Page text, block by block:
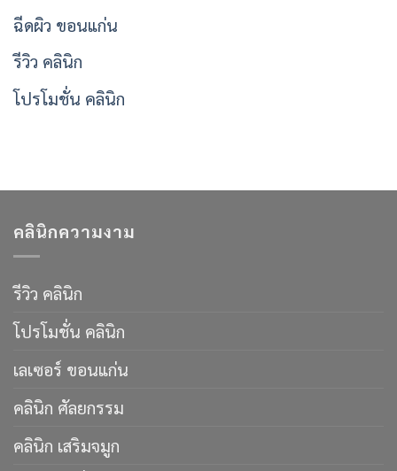
ฉีดผิว ขอนแก่น
รีวิว คลินิก
โปรโมชั่น คลินิก
คลินิกความงาม
รีวิว คลินิก
โปรโมชั่น คลินิก
เลเซอร์ ขอนแก่น
คลินิก ศัลยกรรม
คลินิก เสริมจมูก